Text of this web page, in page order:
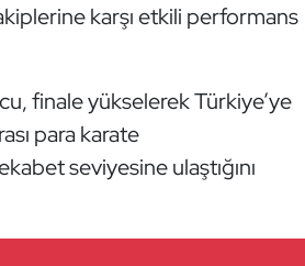
karşı etkili performans
finale yükselerek Türkiye’ye
para karate
seviyesine ulaştığını